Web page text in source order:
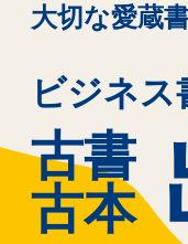
大切な愛蔵
ビジネス
古書
古本